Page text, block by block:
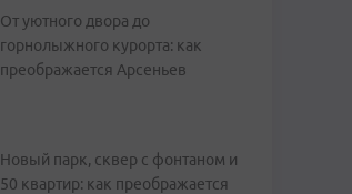
От уютного двора до
горнолыжного курорта: как
преображается Арсеньев
Новый парк, сквер с фонтаном и
50 квартир: как преображается